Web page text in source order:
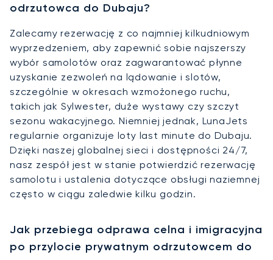
odrzutowca do Dubaju?
Zalecamy rezerwację z co najmniej kilkudniowym
wyprzedzeniem, aby zapewnić sobie najszerszy
wybór samolotów oraz zagwarantować płynne
uzyskanie zezwoleń na lądowanie i slotów,
szczególnie w okresach wzmożonego ruchu,
takich jak Sylwester, duże wystawy czy szczyt
sezonu wakacyjnego. Niemniej jednak, LunaJets
regularnie organizuje loty last minute do Dubaju.
Dzięki naszej globalnej sieci i dostępności 24/7,
nasz zespół jest w stanie potwierdzić rezerwację
samolotu i ustalenia dotyczące obsługi naziemnej
często w ciągu zaledwie kilku godzin.
Jak przebiega odprawa celna i imigracyjna
po przylocie prywatnym odrzutowcem do